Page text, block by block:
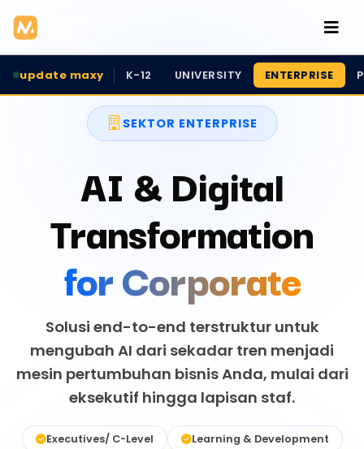
update maxy K-12 UNIVERSITY ENTERPRISE
SEKTOR ENTERPRISE
AI & Digital
Transformation
for Corporate
Solusi end-to-end terstruktur untuk
mengubah AI dari sekadar tren menjadi
mesin pertumbuhan bisnis Anda, mulai dari
eksekutif hingga lapisan staf.
Executives/ C-Level
Learning & Development